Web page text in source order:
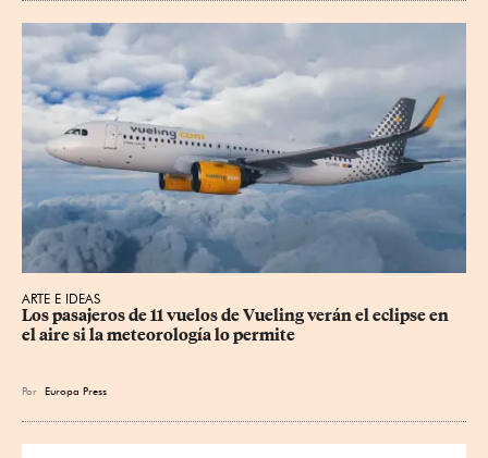
ARTE E IDEAS
Los pasajeros de 11 vuelos de Vueling verán el eclipse en
el aire si la meteorología lo permite
Por Europa Press